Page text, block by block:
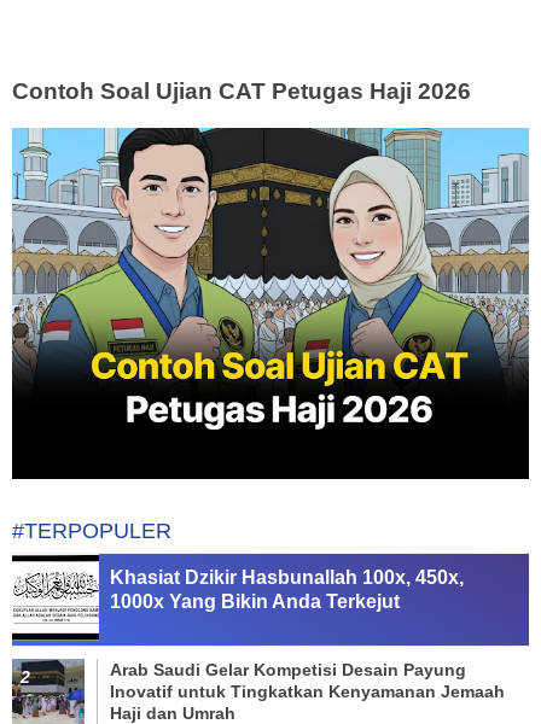
Contoh Soal Ujian CAT Petugas Haji 2026
#TERPOPULER
Khasiat Dzikir Hasbunallah 100x, 450x,
1000x Yang Bikin Anda Terkejut
Arab Saudi Gelar Kompetisi Desain Payung
Inovatif untuk Tingkatkan Kenyamanan Jemaah
Haji dan Umrah